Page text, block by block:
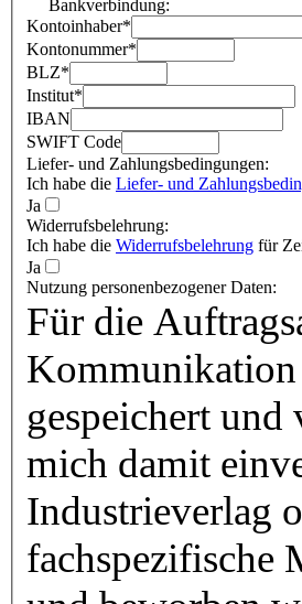
Bankverbindung:
Kontoinhaber*
Kontonummer*
BLZ*
Institut*
IBAN
SWIFT Code
Liefer- und Zahlungsbedingungen:
Ich habe die Liefer- und
Ja
Widerrufsbelehrung:
Ich habe die Widerrufsbelehrung für
Ja
Nutzung personenbezogener Daten:
Für die
Kommunikation
gespeichert
mich damit
Industrieverlag
fachspezifische